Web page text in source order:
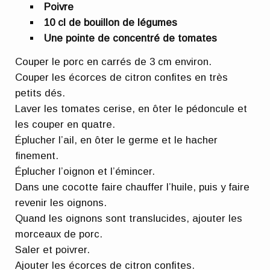
Poivre
10 cl de bouillon de légumes
Une pointe de concentré de tomates
Couper le porc en carrés de 3 cm environ.
Couper les écorces de citron confites en très
petits dés.
Laver les tomates cerise, en ôter le pédoncule et
les couper en quatre.
Éplucher l’ail, en ôter le germe et le hacher
finement.
Éplucher l’oignon et l’émincer.
Dans une cocotte faire chauffer l’huile, puis y faire
revenir les oignons.
Quand les oignons sont translucides, ajouter les
morceaux de porc.
Saler et poivrer.
Ajouter les écorces de citron confites.